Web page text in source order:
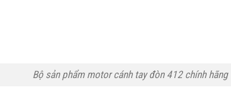
Bộ sản phẩm motor cánh tay đòn 412 chính hãng